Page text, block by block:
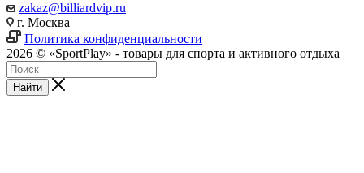
zakaz@billiardvip.ru
г. Москва
Политика конфиденциальности
2026 © «SportPlay» - товары для спорта и активного отдыха
Найти